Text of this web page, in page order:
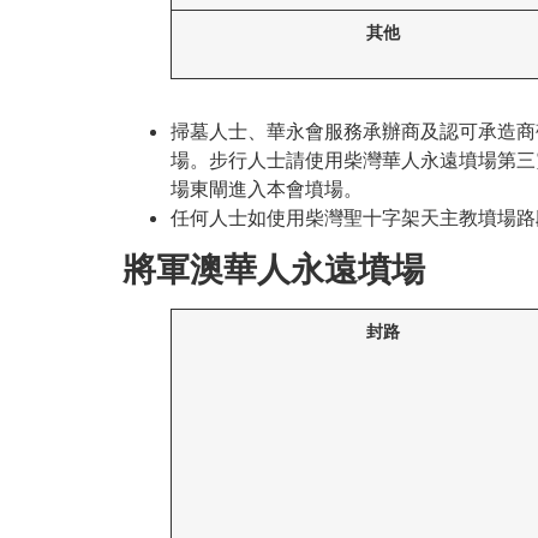
其他
掃墓人士、華永會服務承辦商及認可承造
場。步行人士請使用柴灣華人永遠墳場第
場東閘進入本會墳場。
任何人士如使用柴灣聖十字架天主教墳場
將軍澳華人永遠墳場
封路